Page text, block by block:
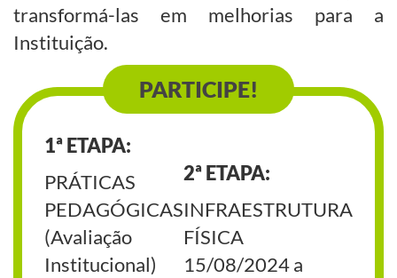
transformá-las em melhorias para a
Instituição.
PARTICIPE!
1ª ETAPA:
PRÁTICAS
PEDAGÓGICAS
(Avaliação
Institucional)
2ª ETAPA:
INFRAESTRUTURA
FÍSICA
15/08/2024 a